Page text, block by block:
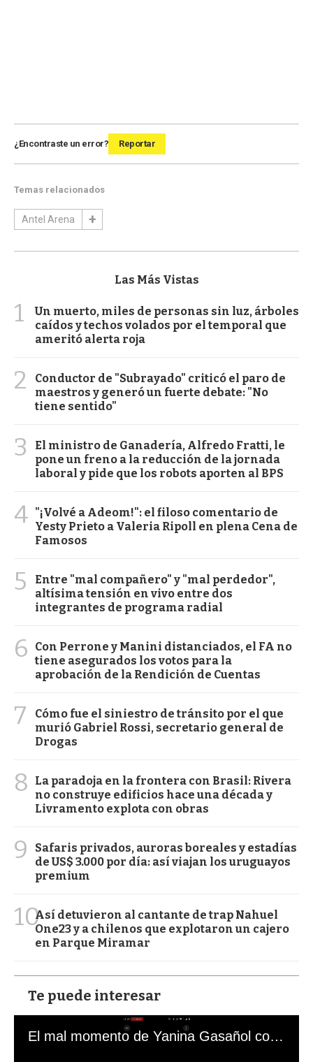
¿Encontraste un error? Reportar
Temas relacionados
Antel Arena
Las Más Vistas
1
Un muerto, miles de personas sin luz, árboles
caídos y techos volados por el temporal que
ameritó alerta roja
2
Conductor de "Subrayado" criticó el paro de
maestros y generó un fuerte debate: "No
tiene sentido"
3
El ministro de Ganadería, Alfredo Fratti, le
pone un freno a la reducción de la jornada
laboral y pide que los robots aporten al BPS
4 "¡Volvé a Adeom!": el filoso comentario de
Yesty Prieto a Valeria Ripoll en plena Cena de
Famosos
5
Entre "mal compañero" y "mal perdedor",
altísima tensión en vivo entre dos
integrantes de programa radial
6
Con Perrone y Manini distanciados, el FA no
tiene asegurados los votos para la
aprobación de la Rendición de Cuentas
7
Cómo fue el siniestro de tránsito por el que
murió Gabriel Rossi, secretario general de
Drogas
8
La paradoja en la frontera con Brasil: Rivera
no construye edificios hace una década y
Livramento explota con obras
9
Safaris privados, auroras boreales y estadías
de US$ 3.000 por día: así viajan los uruguayos
premium
10Así detuvieron al cantante de trap Nahuel
One23 y a chilenos que explotaron un cajero
en Parque Miramar
Te puede interesar
El mal momento de Yanina Gasañol con un hincha argentino en "Subrayado"